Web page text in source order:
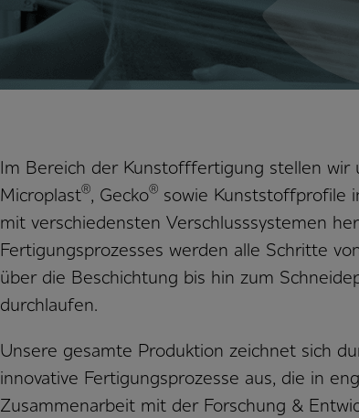
Im Bereich der Kunstofffertigung stellen wir
Microplast®, Gecko® sowie Kunststoffprofile
mit verschiedensten Verschlusssystemen
Fertigungsprozesses werden alle Schritte
über die Beschichtung bis hin zum
durchlaufen.
Unsere gesamte Produktion zeichnet sich
innovative Fertigungsprozesse aus, die in
Zusammenarbeit mit der Forschung &